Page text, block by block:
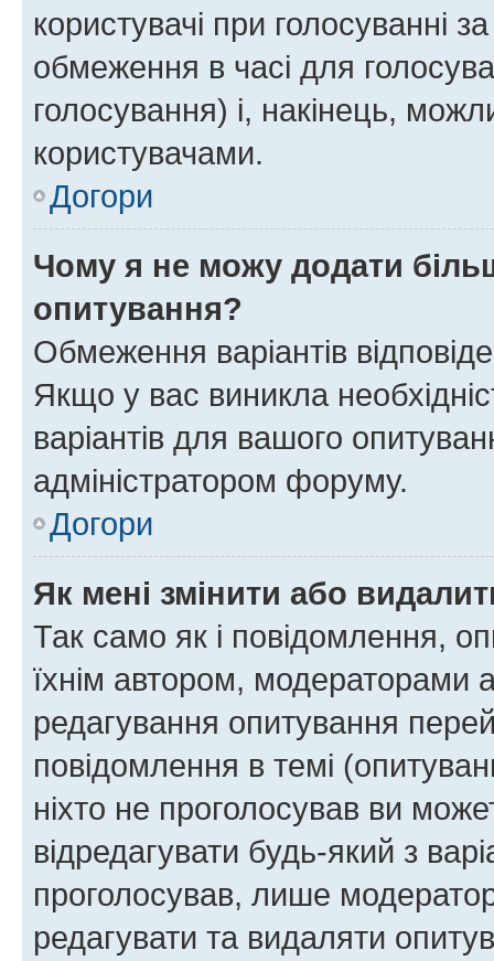
користувачі при голосуванні
обмеження в часі для
голосування) і, накінець,
користувачами.
Догори
Чому я не можу додати
опитування?
Обмеження варіантів
Якщо у вас виникла
варіантів для вашого
адміністратором форуму.
Догори
Як мені змінити або
Так само як і повідомлення,
їхнім автором, модераторами
редагування опитування
повідомлення в темі
ніхто не проголосував ви
відредагувати будь-який з
проголосував, лише
редагувати та видаляти